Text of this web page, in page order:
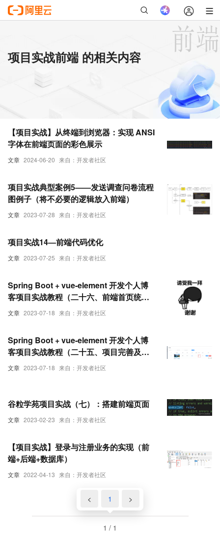
项目实战前端 的相关内容
文章 2024-06-20 来自：开发者社区
【项目实战】从终端到浏览器：实现 ANSI
字体在前端页面的彩色展示
文章 2023-07-28 来自：开发者社区
项目实战典型案例5——发送调查问卷流程
图例子（将不必要的逻辑放入前端）
文章 2023-07-25 来自：开发者社区
项目实战14—前端代码优化
文章 2023-07-18 来自：开发者社区
Spring Boot + vue-element 开发个人博
客项目实战教程（二十六、前端首页统计
完善及完结）
文章 2023-07-18 来自：开发者社区
Spring Boot + vue-element 开发个人博
客项目实战教程（二十五、项目完善及扩
展(前端部分)）
文章 2023-02-23 来自：开发者社区
谷粒学苑项目实战（七）：搭建前端页面
文章 2022-04-13 来自：开发者社区
【项目实战】登录与注册业务的实现（前
端+后端+数据库）
< 1 >
1 / 1